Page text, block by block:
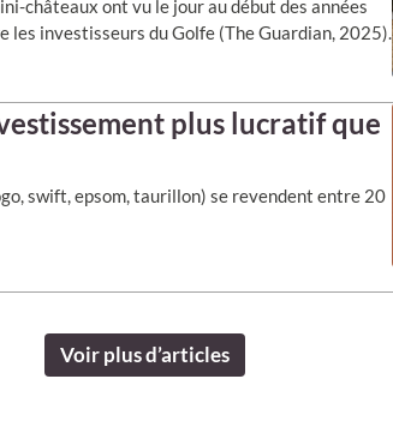
châteaux ont vu le jour au début des années
les investisseurs du Golfe (The Guardian, 2025).
plus lucratif que
swift, epsom, taurillon) se revendent entre 20
Voir plus d’articles